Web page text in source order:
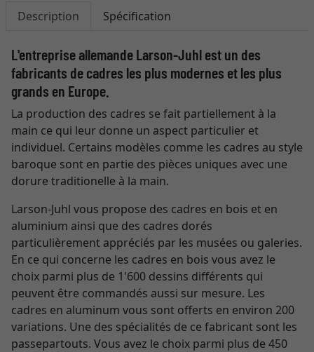
Description Spécification
L'entreprise allemande Larson-Juhl est un des
fabricants de cadres les plus modernes et les plus
grands en Europe.
La production des cadres se fait partiellement à la
main ce qui leur donne un aspect particulier et
individuel. Certains modèles comme les cadres au style
baroque sont en partie des pièces uniques avec une
dorure traditionelle à la main.
Larson-Juhl vous propose des cadres en bois et en
aluminium ainsi que des cadres dorés
particulièrement appréciés par les musées ou galeries.
En ce qui concerne les cadres en bois vous avez le
choix parmi plus de 1'600 dessins différents qui
peuvent être commandés aussi sur mesure. Les
cadres en aluminum vous sont offerts en environ 200
variations. Une des spécialités de ce fabricant sont les
passepartouts. Vous avez le choix parmi plus de 450